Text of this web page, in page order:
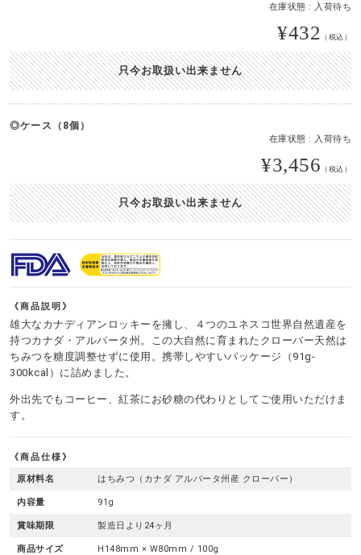
在庫状態 : 入荷待ち
¥432 （税込）
只今お取扱い出来ません
ケース（8個）
在庫状態 : 入荷待ち
¥3,456 （税込）
只今お取扱い出来ません
商品説明
雄大なカナディアンロッキーを擁し、４つのユネスコ世界自然遺産を
持つカナダ・アルバータ州。この大自然に育まれたクローバー天然は
ちみつを糖度調整せずに使用。携帯しやすいパッケージ（91g-
300kcal）に詰めました。
外出先でもコーヒー、紅茶にお砂糖の代わりとしてご使用いただけま
す。
商品仕様
原材料名 はちみつ（カナダ アルバータ州産 クローバー）
内容量 91g
賞味期限 製造日より24ヶ月
商品サイズ H148mm × W80mm / 100g